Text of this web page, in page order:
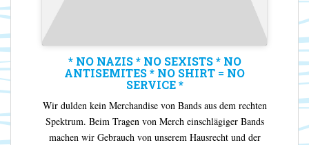
* NO NAZIS * NO SEXISTS * NO
ANTISEMITES * NO SHIRT = NO
SERVICE *
Wir dulden kein Merchandise von Bands aus dem rechten
Spektrum. Beim Tragen von Merch einschlägiger Bands
machen wir Gebrauch von unserem Hausrecht und der